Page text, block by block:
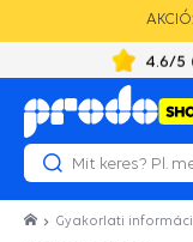
4.6/5
Gyakorlati